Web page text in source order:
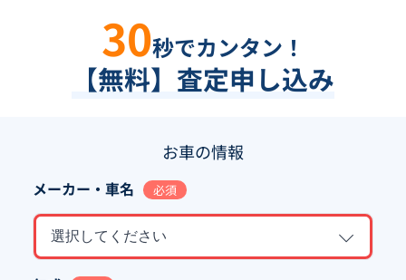
30秒でカンタン！
【無料】査定申し込み
お車の情報
メーカー・車名 必須
選択してください